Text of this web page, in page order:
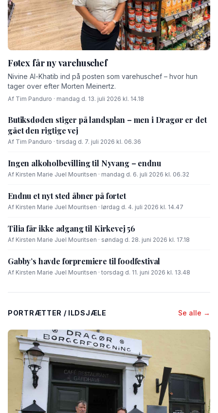
Føtex får ny varehuschef
Nivine Al-Khatib ind på posten som varehuschef – hvor hun
tager over efter Morten Meinertz.
Af Tim Panduro · mandag d. 13. juli 2026 kl. 14.18
Butiksdøden stiger på landsplan – men i Dragør er det
gået den rigtige vej
Af Tim Panduro · tirsdag d. 7. juli 2026 kl. 06.36
Ingen alkoholbevilling til Nyvang – endnu
Af Kirsten Marie Juel Mouritsen · mandag d. 6. juli 2026 kl. 06.32
Endnu et nyt sted åbner på fortet
Af Kirsten Marie Juel Mouritsen · lørdag d. 4. juli 2026 kl. 14.47
Tilia får ikke adgang til Kirkevej 56
Af Kirsten Marie Juel Mouritsen · søndag d. 28. juni 2026 kl. 17.18
Gabby’s havde forpremiere til foodfestival
Af Kirsten Marie Juel Mouritsen · torsdag d. 11. juni 2026 kl. 13.48
PORTRÆTTER / ILDSJÆLE Se alle →